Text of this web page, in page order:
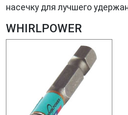
насечку для лучшего
WHIRLPOWER